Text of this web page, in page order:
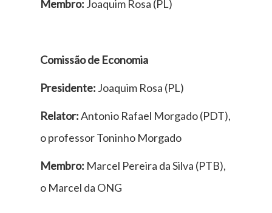
Membro: Joaquim Rosa (PL)
Comissão de Economia
Presidente: Joaquim Rosa (PL)
Relator:Antonio Rafael Morgado (PDT),
o professor Toninho Morgado
Membro: Marcel Pereira da Silva (PTB),
o Marcel da ONG